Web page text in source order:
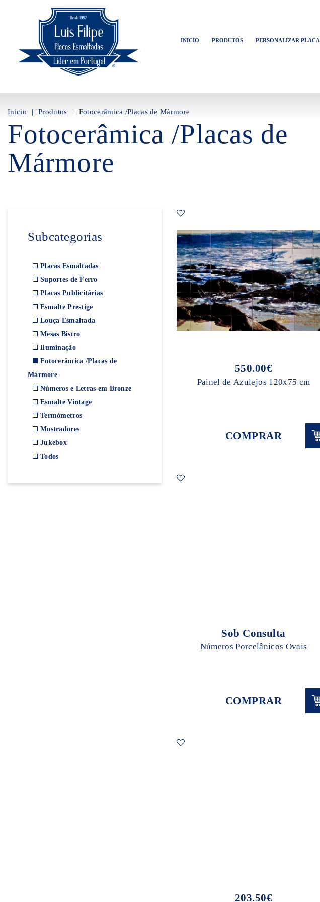
INICIO PRODUTOS PERSONALIZAR PLACA
Inicio Produtos Fotocerâmica /Placas de Mármore
Fotocerâmica /Placas de
Mármore
Subcategorias
Placas Esmaltadas
Suportes de Ferro
Placas Publicitárias
Esmalte Prestige
Louça Esmaltada
Mesas Bistro
Iluminação
Fotocerâmica /Placas de
Mármore
Números e Letras em Bronze
Esmalte Vintage
Termómetros
Mostradores
Jukebox
Todos
550.00€
Painel de Azulejos 120x75 cm
COMPRAR
Sob Consulta
Números Porcelânicos Ovais
COMPRAR
203.50€